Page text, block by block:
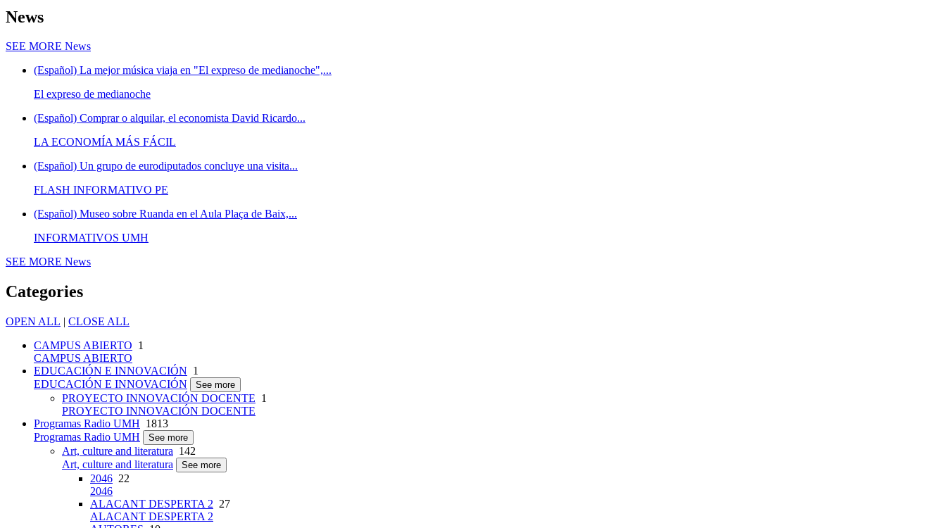
News
SEE MORE News
(Español) La mejor música viaja en "El expreso de medianoche",...
El expreso de medianoche
(Español) Comprar o alquilar, el economista David Ricardo...
LA ECONOMÍA MÁS FÁCIL
(Español) Un grupo de eurodiputados concluye una visita...
FLASH INFORMATIVO PE
(Español) Museo sobre Ruanda en el Aula Plaça de Baix,...
INFORMATIVOS UMH
SEE MORE News
Categories
OPEN ALL | CLOSE ALL
CAMPUS ABIERTO 1
CAMPUS ABIERTO
EDUCACIÓN E INNOVACIÓN 1
EDUCACIÓN E INNOVACIÓN
See more
PROYECTO INNOVACIÓN DOCENTE 1
PROYECTO INNOVACIÓN DOCENTE
Programas Radio UMH 1813
Programas Radio UMH
See more
Art, culture and literatura 142
Art, culture and literatura
See more
2046 22
2046
ALACANT DESPERTA 2 27
ALACANT DESPERTA 2